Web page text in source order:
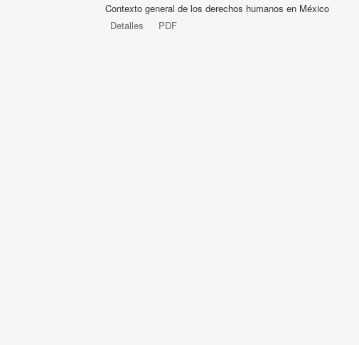
Contexto general de los derechos humanos en México
Detalles
PDF